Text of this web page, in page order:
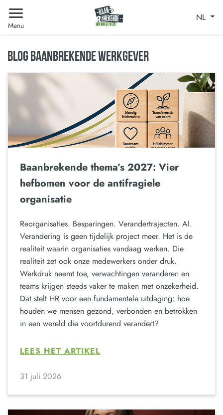
Menu
NL
BLOG BAANBREKENDE WERKGEVER
Baanbrekende thema’s 2027: Vier
hefbomen voor de antifragiele
organisatie
Reorganisaties. Besparingen. Verandertrajecten. AI.
Verandering is geen tijdelijk project meer. Het is de
realiteit waarin organisaties vandaag werken. Die
realiteit zet ook onze medewerkers onder druk.
Werkdruk neemt toe, verwachtingen veranderen en
teams krijgen steeds vaker te maken met onzekerheid.
Dat stelt HR voor een fundamentele uitdaging: hoe
houden we mensen gezond, verbonden en betrokken
in een wereld die voortdurend verandert?
LEES HET ARTIKEL
31 juli 2026